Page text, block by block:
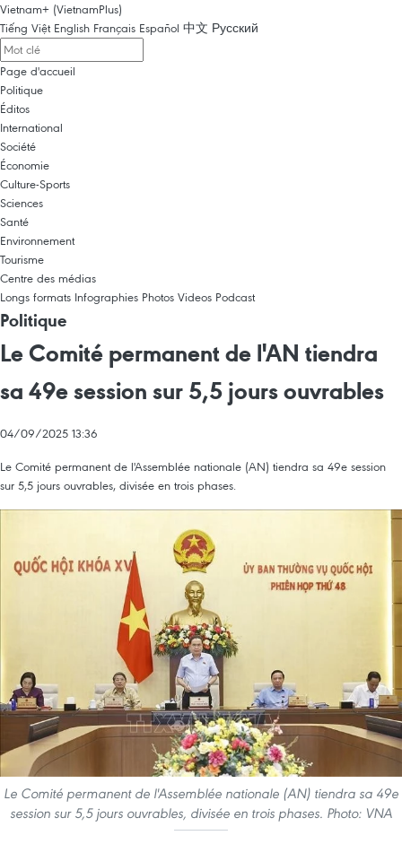
Vietnam+ (VietnamPlus)
Tiếng Việt English Français Español 中文 Русский
Page d'accueil
Politique
Éditos
International
Société
Économie
Culture-Sports
Sciences
Santé
Environnement
Tourisme
Centre des médias
Longs formats Infographies Photos Videos Podcast
Politique
Le Comité permanent de l'AN tiendra
sa 49e session sur 5,5 jours ouvrables
04/09/2025 13:36
Le Comité permanent de l'Assemblée nationale (AN) tiendra sa 49e session
sur 5,5 jours ouvrables, divisée en trois phases.
Le Comité permanent de l'Assemblée nationale (AN) tiendra sa 49e
session sur 5,5 jours ouvrables, divisée en trois phases. Photo: VNA